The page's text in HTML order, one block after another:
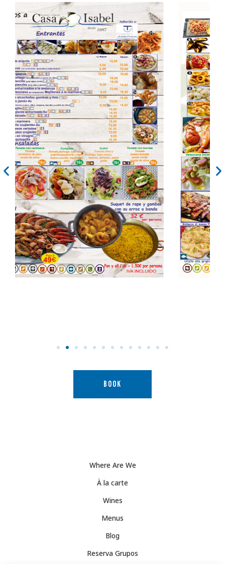
BOOK
Where Are We
À la carte
Wines
Menus
Blog
Reserva Grupos